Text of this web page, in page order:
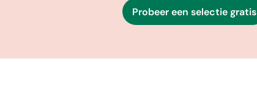
Probeer een selectie gratis